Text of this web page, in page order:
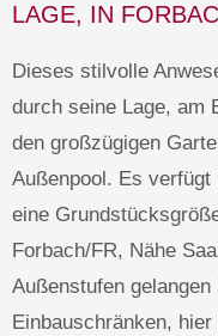
LAGE, IN
Dieses stilvolle
durch seine Lage, am
den großzügigen
Außenpool. Es verfügt
eine
Forbach/FR, Nähe
Außenstufen
Einbauschränken,